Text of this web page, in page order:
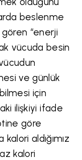
beslenme
“enerji
vücuda besin
ve günlük
için
ilişkiyi ifade
göre
aldığımız
kalori